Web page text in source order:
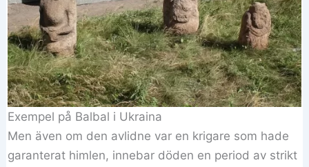
Exempel på Balbal i Ukraina
Men även om den avlidne var en krigare som hade
garanterat himlen, innebar döden en period av strikt